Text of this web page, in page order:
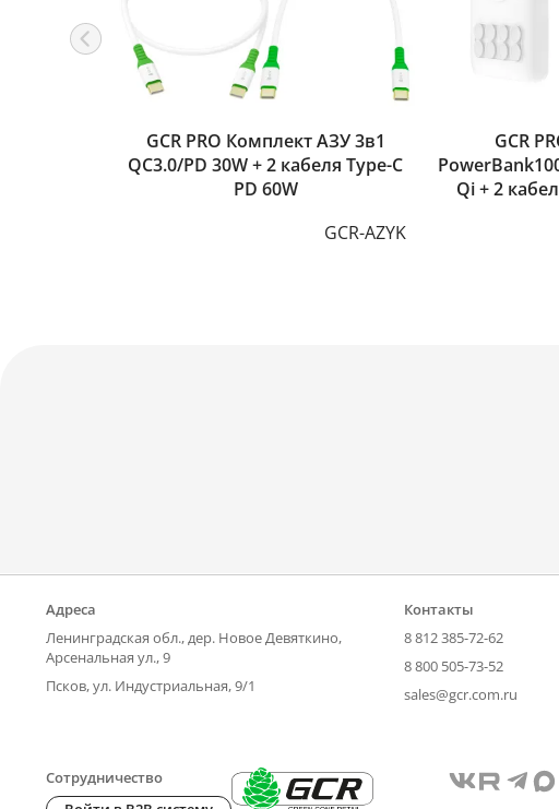
GCR PRO Комплект АЗУ 3в1
QC3.0/PD 30W + 2 кабеля Type-C
PD 60W
GCR-AZYK
GCR
Qi + 2
Адреса
Ленинградская обл., дер. Новое Девяткино,
Арсенальная ул., 9
Псков, ул. Индустриальная, 9/1
Контакты
8 812 385-72-62
8 800 505-73-52
sales@gcr.com.ru
Сотрудничество